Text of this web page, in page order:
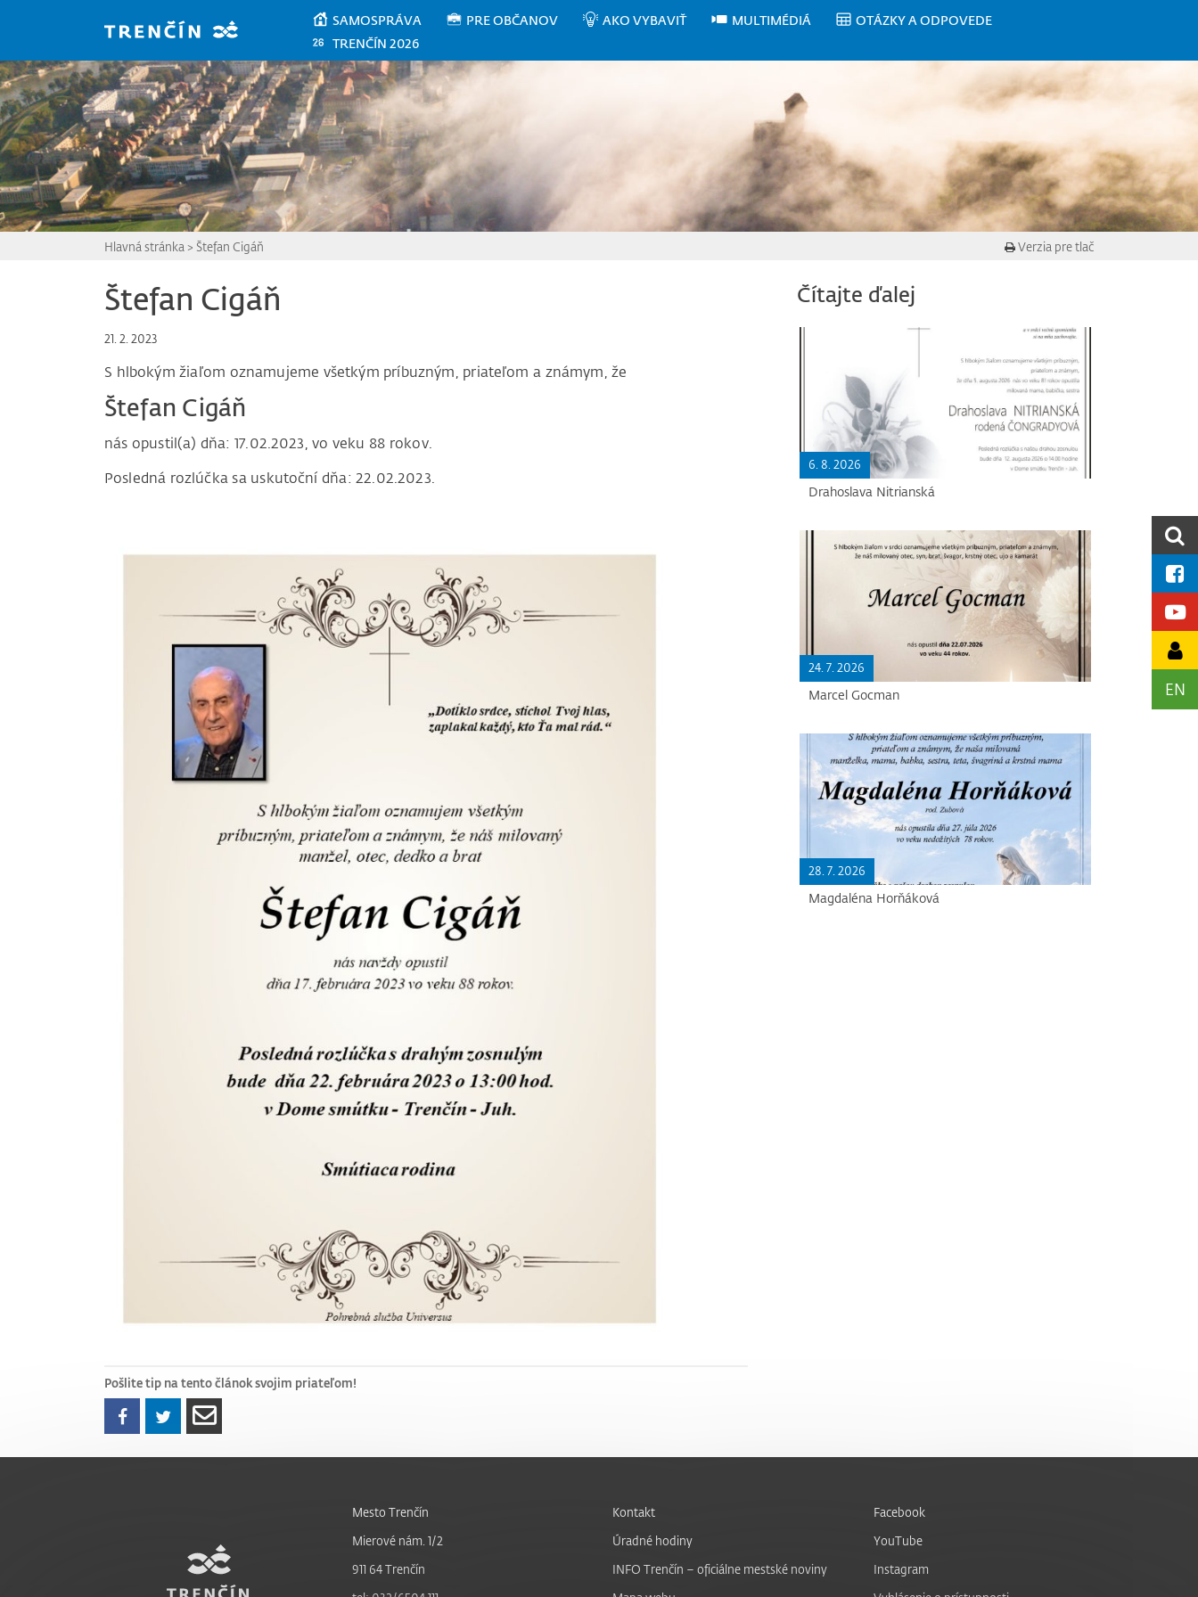
SAMOSPRÁVA PRE OBČANOV AKO VYBAVIŤ MULTIMÉDIÁ
OTÁZKY A ODPOVEDE
TRENČÍN 2026
EN
Hlavná stránka > Štefan Cigáň Verzia pre tlač
Štefan Cigáň
21. 2. 2023
S hlbokým žiaľom oznamujeme všetkým príbuzným, priateľom a známym, že
Štefan Cigáň
nás opustil(a) dňa: 17.02.2023, vo veku 88 rokov.
Posledná rozlúčka sa uskutoční dňa: 22.02.2023.
Pošlite tip na tento článok svojim priateľom!
Čítajte ďalej
6. 8. 2026
Drahoslava Nitrianská
24. 7. 2026
Marcel Gocman
28. 7. 2026
Magdaléna Horňáková
Mesto Trenčín
Mierové nám. 1/2
911 64 Trenčín
Kontakt
Úradné hodiny
INFO Trenčín – oficiálne mestské noviny
Facebook
YouTube
Instagram